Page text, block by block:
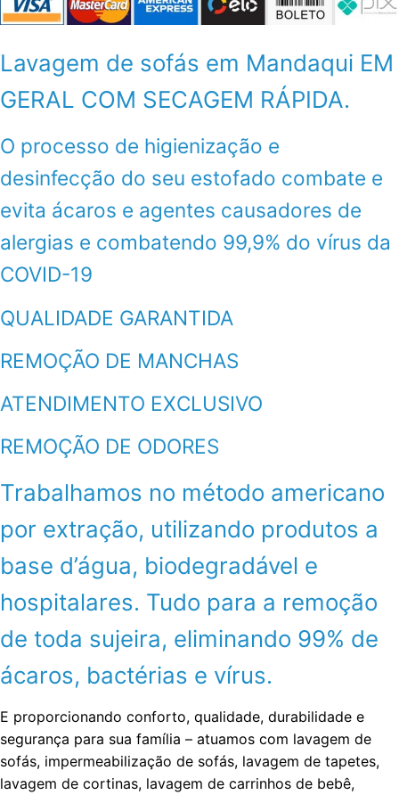
Lavagem de sofás em Mandaqui EM
GERAL COM SECAGEM RÁPIDA.
O processo de higienização e
desinfecção do seu estofado combate e
evita ácaros e agentes causadores de
alergias e combatendo 99,9% do vírus da
COVID-19
QUALIDADE GARANTIDA
REMOÇÃO DE MANCHAS
ATENDIMENTO EXCLUSIVO
REMOÇÃO DE ODORES
Trabalhamos no método americano
por extração, utilizando produtos a
base d’água, biodegradável e
hospitalares. Tudo para a remoção
de toda sujeira, eliminando 99% de
ácaros, bactérias e vírus.
E proporcionando conforto, qualidade, durabilidade e
segurança para sua família – atuamos com lavagem de
sofás, impermeabilização de sofás, lavagem de tapetes,
lavagem de cortinas, lavagem de carrinhos de bebê,